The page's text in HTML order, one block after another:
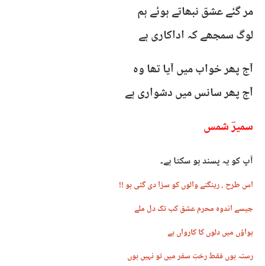
مر گئے عشق نبھاتے ہوئے ہم
لوگ سمجھے کہ اداکاری ہے
آج پھر خواب میں آیا تھا وہ
آج پھر سانس میں دشواری ہے
سمیرؔ شمس
آپ کو یہ پسند ہو سکتا ہے۔
اس طرح , رینگنے والوں کو سزا دی گئی ہو !!
جیسے اندوہ محرم عشق کب تک دل ملے
ہواؤں میں دلوں کا کارواں ہے
رستہ ہوں فقط رختِ سفر میں تو نہیں ہوں